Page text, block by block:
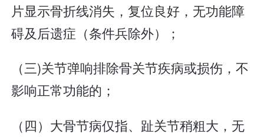
片显示骨折线消失，复位良好，无功能障
碍及后遗症（条件兵除外）；
（三)关节弹响排除骨关节疾病或损伤，不
影响正常功能的；
（四）大骨节病仅指、趾关节稍粗大，无